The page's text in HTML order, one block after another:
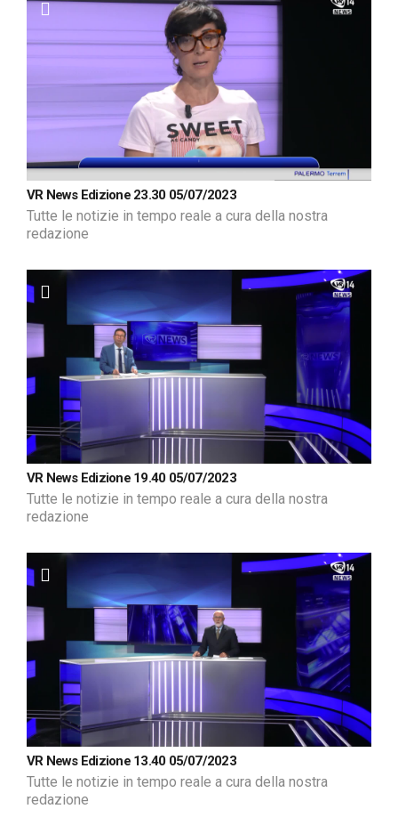
VR News Edizione 23.30 05/07/2023
Tutte le notizie in tempo reale a cura della nostra
redazione
VR News Edizione 19.40 05/07/2023
Tutte le notizie in tempo reale a cura della nostra
redazione
VR News Edizione 13.40 05/07/2023
Tutte le notizie in tempo reale a cura della nostra
redazione